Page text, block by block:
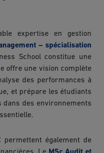
expertise en gestion
– spécialisation
School constitue une
offre une vision complète
des performances à
et prépare les étudiants
des environnements
permettent également de